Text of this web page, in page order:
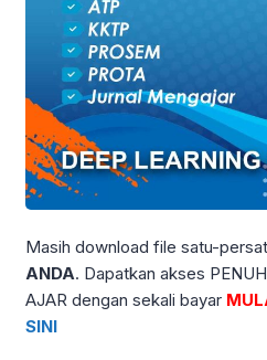
Masih download file satu-
ANDA. Dapatkan akses
AJAR dengan sekali bayar
SINI